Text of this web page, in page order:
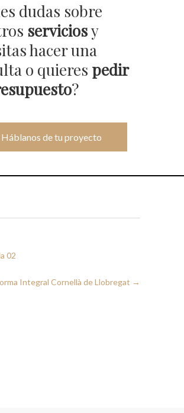
dudas sobre
serviciosy
hacer una
o quieres pedir
?
Háblanos de tu proyecto
02
Integral Cornellà de Llobregat →